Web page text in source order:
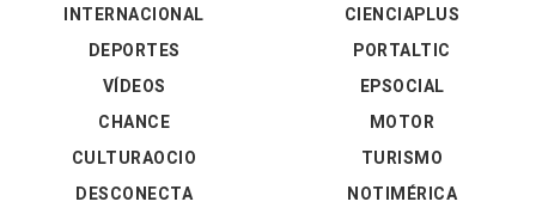
INTERNACIONAL
DEPORTES
VÍDEOS
CIENCIAPLUS
PORTALTIC
EPSOCIAL
CHANCE
CULTURAOCIO
DESCONECTA
MOTOR
TURISMO
NOTIMÉRICA